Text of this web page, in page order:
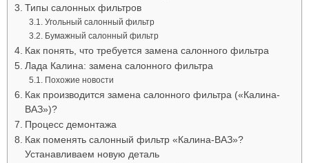
Типы салонных фильтров
Угольный салонный фильтр
Бумажный салонный фильтр
Как понять, что требуется замена салонного фильтра
Лада Калина: замена салонного фильтра
Похожие новости
Как производится замена салонного фильтра («Калина-
ВАЗ»)?
Процесс демонтажа
Как поменять салонный фильтр «Калина-ВАЗ»?
Устанавливаем новую деталь